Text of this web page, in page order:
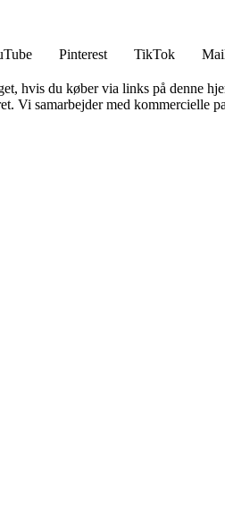
Pinterest TikTok
hvis du køber via links på denne
Vi samarbejder med kommercielle